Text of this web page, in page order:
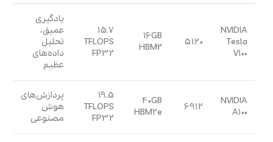
NVIDIA
Tesla
V100
5120
16GB
HBM2
15.7
TFLOPS
FP32
یادگیری
عمیق،
تحلیل
داده‌های
عظیم
NVIDIA
A100
6912
40GB
HBM2e
19.5
TFLOPS
FP32
پردازش‌های
هوش
مصنوعی